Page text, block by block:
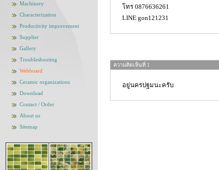
Machinery
Characterization
Productivity improvement
Supplier
Gallery
Troubleshooting
Webboard
Ceramic organizations
Download
Contact / Order
About us
Sitemap
โทร 0876636261
LINE gon121231
ความคิดเห็นที่ 1
อยู่นครปฐมนะครับ